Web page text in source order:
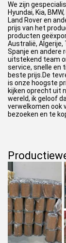
We zijn
Hyundai, Kia,
Land Rover en
prijs van het
producten
Australië, Algerije,
Spanje en andere
uitstekend team
service, snelle en
beste prijs.De
is onze hoogste
kijken oprecht uit
wereld, ik geloof
verwelkomen ook
bezoeken en te